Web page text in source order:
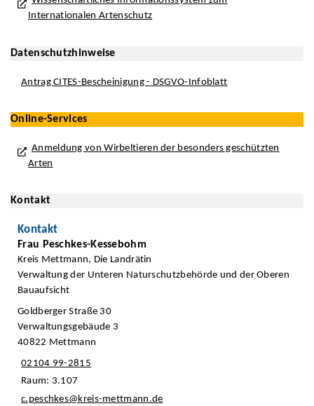
Internationalen Artenschutz
Datenschutzhinweise
Antrag CITES-Bescheinigung - DSGVO-Infoblatt
Online-Services
Anmeldung von Wirbeltieren der besonders geschützten
Arten
Kontakt
Kontakt
Frau Peschkes-Kessebohm
Kreis Mettmann, Die Landrätin
Verwaltung der Unteren Naturschutzbehörde und der Oberen
Bauaufsicht
Goldberger Straße 30
Verwaltungsgebäude 3
40822 Mettmann
02104 99-2815
Raum: 3.107
c.peschkes@kreis-mettmann.de